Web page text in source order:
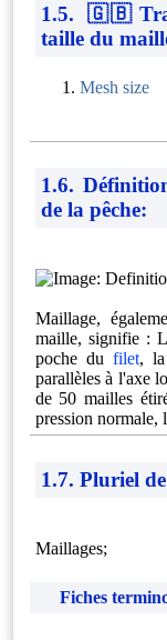
1.5. 🇬🇧
taille du
Mesh size
1.6.
de la pêche:
Maillage,
maille, signifie :
poche du filet, la
parallèles à l'axe
de 50 mailles
pression normale,
1.7. Pluriel
Maillages;
Fiches